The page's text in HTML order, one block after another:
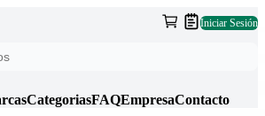
Iniciar Sesión
CategoriasFAQEmpresaContacto